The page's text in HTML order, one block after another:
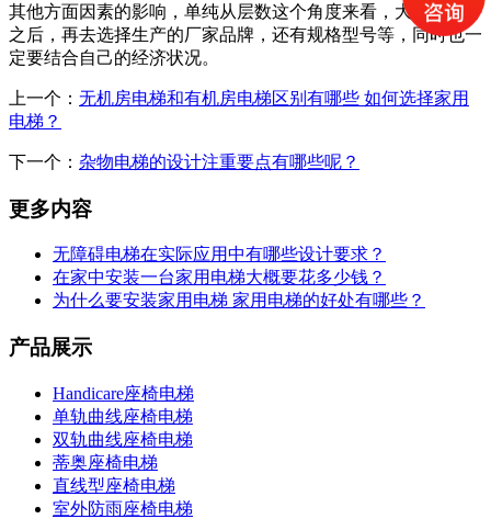
其他方面因素的影响，单纯从层数这个角度来看，大家确定好
之后，再去选择生产的厂家品牌，还有规格型号等，同时也一
定要结合自己的经济状况。
上一个： 无机房电梯和有机房电梯区别有哪些 如何选择家用
电梯？
下一个： 杂物电梯的设计注重要点有哪些呢？
更多内容
无障碍电梯在实际应用中有哪些设计要求？
在家中安装一台家用电梯大概要花多少钱？
为什么要安装家用电梯 家用电梯的好处有哪些？
产品展示
Handicare座椅电梯
单轨曲线座椅电梯
双轨曲线座椅电梯
蒂奥座椅电梯
直线型座椅电梯
室外防雨座椅电梯